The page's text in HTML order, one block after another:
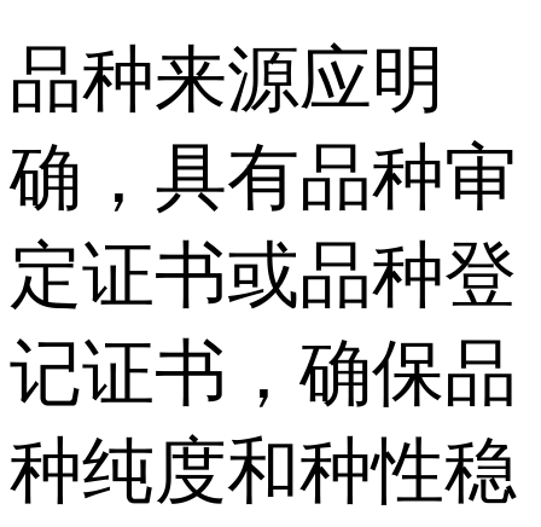
品种来源应明
确，具有品种审
定证书或品种登
记证书，确保品
种纯度和种性稳